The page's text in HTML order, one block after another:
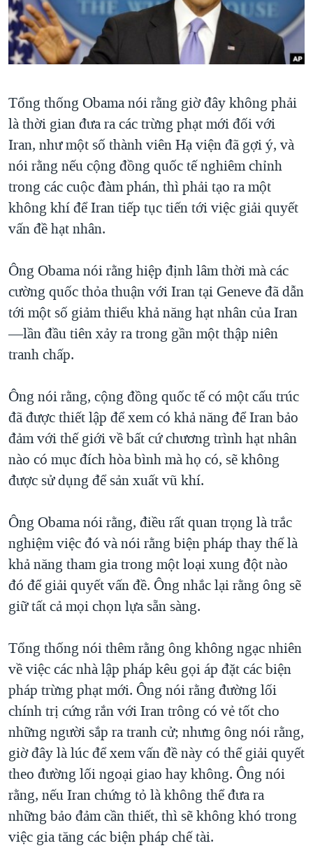
"Tìm"NGƯỜI VIỆT HẢI NGOẠI
ĐỜI SỐNG
KINH TẾ
VĂN HOÁ
THỂ THAO
GIÁO DỤC
TẠI
HÀNH TRÌNH BẦU CỬ 2024
MỘT NĂM CHIẾN TRANH TẠI DẢI GAZA
NGÀY TỊ NẠN THẾ GIỚI
TRỊNH VĨNH BÌNH - NGƯỜI HẠ 'BÊN THẮNG CUỘC'
GROUND ZERO – XƯA VÀ NAY
CHI PHÍ CHIẾN TRANH AFGHANISTAN
CÁC GIÁ TRỊ CỘNG HÒA Ở VIỆT NAM
THƯỢNG ĐỈNH TRUMP-KIM TẠI VIỆT NAM
NGƯ DÂN VIỆT VÀ LÀN SÓNG TRỘM HẢI SÂM
BÊN KIA QUỐC LỘ: TIẾNG VỌNG TỪ NÔNG THÔN MỸ
QUAN HỆ VIỆT MỸ
VIDEO
NGHE
Ngôn ngữ khác
Tổng thống Obama nói rằng giờ đây không phải
là thời gian đưa ra các trừng phạt mới đối với
Iran, như một số thành viên Hạ viện đã gợi ý, và
nói rằng nếu cộng đồng quốc tế nghiêm chỉnh
trong các cuộc đàm phán, thì phải tạo ra một
không khí để Iran tiếp tục tiến tới việc giải quyết
vấn đề hạt nhân.
Ông Obama nói rằng hiệp định lâm thời mà các
cường quốc thỏa thuận với Iran tại Geneve đã dẫn
tới một số giảm thiểu khả năng hạt nhân của Iran
—lần đầu tiên xảy ra trong gần một thập niên
tranh chấp.
Ông nói rằng, cộng đồng quốc tế có một cấu trúc
đã được thiết lập để xem có khả năng để Iran bảo
đảm với thế giới về bất cứ chương trình hạt nhân
nào có mục đích hòa bình mà họ có, sẽ không
được sử dụng để sản xuất vũ khí.
Ông Obama nói rằng, điều rất quan trọng là trắc
nghiệm việc đó và nói rằng biện pháp thay thế là
khả năng tham gia trong một loại xung đột nào
đó để giải quyết vấn đề. Ông nhắc lại rằng ông sẽ
giữ tất cả mọi chọn lựa sẵn sàng.
Tổng thống nói thêm rằng ông không ngạc nhiên
về việc các nhà lập pháp kêu gọi áp đặt các biện
pháp trừng phạt mới. Ông nói rằng đường lối
chính trị cứng rắn với Iran trông có vẻ tốt cho
những người sắp ra tranh cử; nhưng ông nói rằng,
giờ đây là lúc để xem vấn đề này có thể giải quyết
theo đường lối ngoại giao hay không. Ông nói
rằng, nếu Iran chứng tỏ là không thể đưa ra
những bảo đảm cần thiết, thì sẽ không khó trong
việc gia tăng các biện pháp chế tài.